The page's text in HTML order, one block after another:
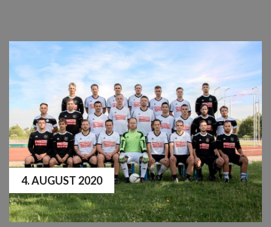
4. AUGUST 2020